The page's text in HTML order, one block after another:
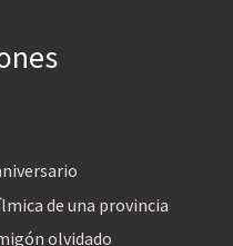
de una provincia
olvidado